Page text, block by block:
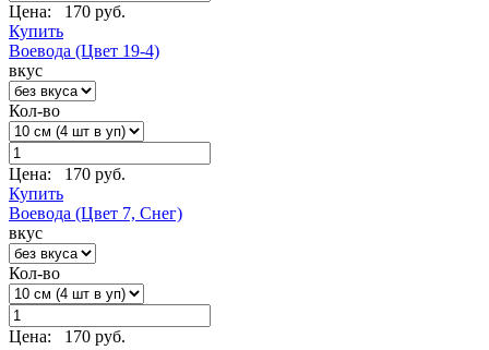
Цена:
170 руб.
Купить
Воевода (Цвет 19-4)
вкус
Кол-во
Цена:
170 руб.
Купить
Воевода (Цвет 7, Снег)
вкус
Кол-во
Цена:
170 руб.